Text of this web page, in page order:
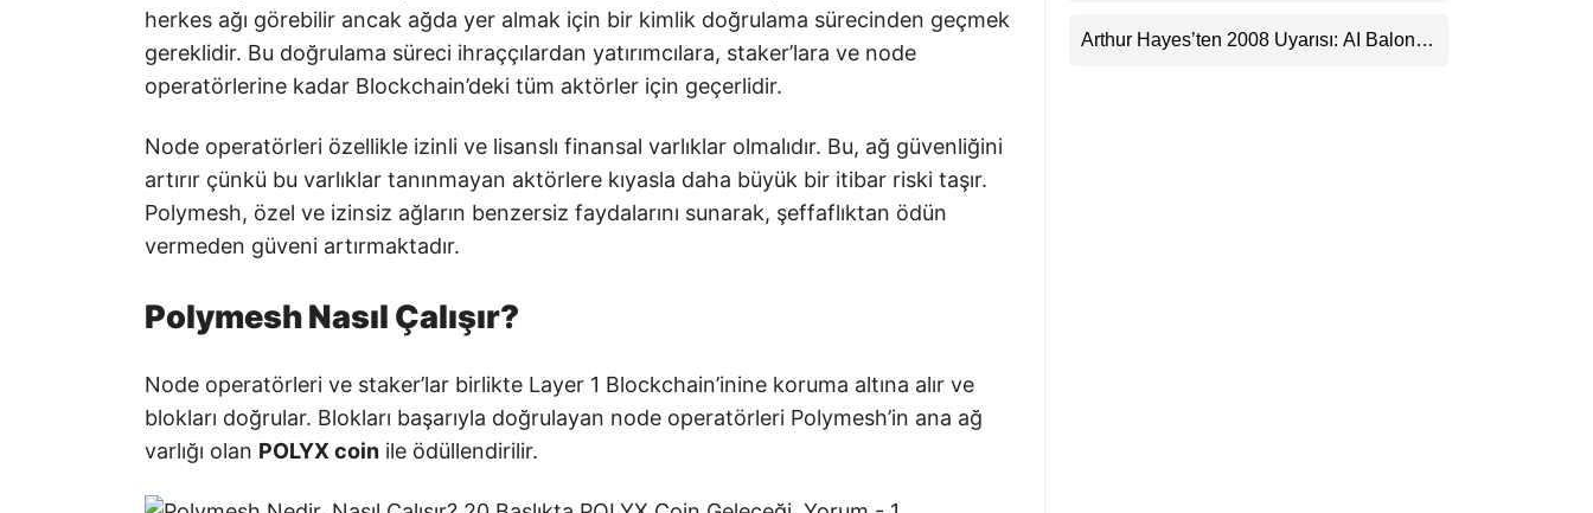
herkes ağı görebilir ancak ağda yer almak için bir kimlik doğrulama sürecinden geçmek
gereklidir. Bu doğrulama süreci ihraççılardan yatırımcılara, staker’lara ve node
operatörlerine kadar Blockchain’deki tüm aktörler için geçerlidir.
Node operatörleri özellikle izinli ve lisanslı finansal varlıklar olmalıdır. Bu, ağ güvenliğini
artırır çünkü bu varlıklar tanınmayan aktörlere kıyasla daha büyük bir itibar riski taşır.
Polymesh, özel ve izinsiz ağların benzersiz faydalarını sunarak, şeffaflıktan ödün
vermeden güveni artırmaktadır.
Polymesh Nasıl Çalışır?
Node operatörleri ve staker’lar birlikte Layer 1 Blockchain’inine koruma altına alır ve
blokları doğrular. Blokları başarıyla doğrulayan node operatörleri Polymesh’in ana ağ
varlığı olan POLYX coin ile ödüllendirilir.
Arthur Hayes’ten 2008 Uyarısı: AI Balonu